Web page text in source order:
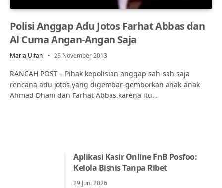
Polisi Anggap Adu Jotos Farhat Abbas dan
Al Cuma Angan-Angan Saja
Maria Ulfah 26 November 2013
RANCAH POST – Pihak kepolisian anggap sah-sah saja
rencana adu jotos yang digembar-gemborkan anak-anak
Ahmad Dhani dan Farhat Abbas.karena itu…
Aplikasi Kasir Online FnB Posfoo:
Kelola Bisnis Tanpa Ribet
29 Juni 2026